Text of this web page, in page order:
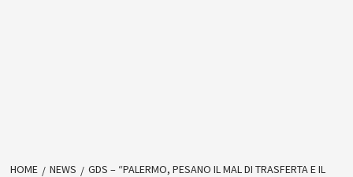
HOME NEWS
GDS – “PALERMO, PESANO IL MAL DI TRASFERTA E IL